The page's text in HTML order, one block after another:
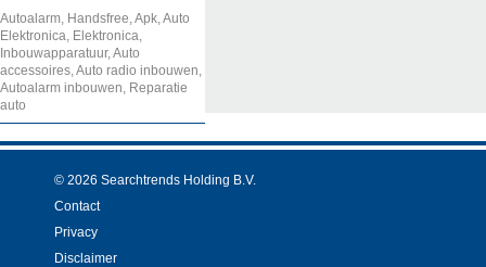
Autoalarm, Handsfree, Apk, Auto
Elektronica, Elektronica,
Inbouwapparatuur, Auto
accessoires, Auto radio inbouwen,
Autoalarm inbouwen, Reparatie
auto
© 2026 Searchtrends Holding B.V.
Contact
Privacy
Disclaimer